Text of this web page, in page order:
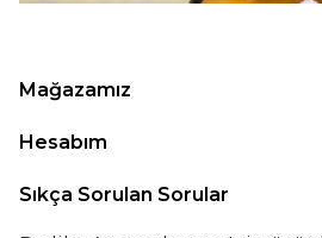
Mağazamız
Hesabım
Sıkça Sorulan Sorular